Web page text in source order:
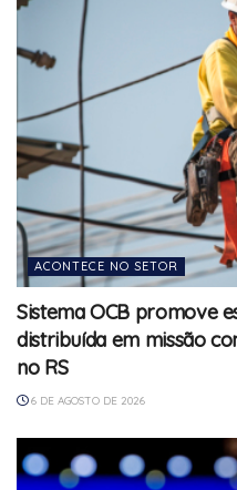
ACONTECE NO SETOR
Sistema OCB promove
distribuída em missão
no RS
6 DE AGOSTO DE 2026